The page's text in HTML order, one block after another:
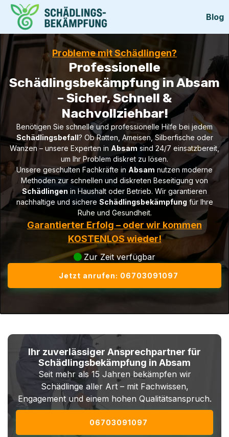
Blog
Probleme mit Schädlingen?
Professionelle
Schädlingsbekämpfung in Absam
– Sicher, Schnell &
Nachvollziehbar!
Benötigen Sie schnelle und professionelle Hilfe bei jedem
Schädlingsbefall? Ob Ratten, Ameisen, Silberfische oder
Wanzen – unsere Experten in Absam sind 24/7 einsatzbereit,
um Ihr Problem diskret zu lösen.
Unsere geschulten Fachkräfte in Absam nutzen moderne
Methoden zur schnellen und diskreten Beseitigung von
Schädlingen in Haushalt oder Betrieb. Wir garantieren
nachhaltige und sichere Schädlingsbekämpfung für Ihre
Ruhe und Gesundheit.
Garantierter Erfolg – oder wir kommen
KOSTENLOS wieder!
Zur Zeit verfügbar
Jetzt anrufen: 06703091097
Ihr zuverlässiger Ansprechpartner für
Schädlingsbekämpfung in Absam
Seit mehr als 15 Jahren bekämpfen wir
Schädlinge aller Art – mit Fachwissen,
Engagement und einem hohen Qualitätsanspruch.
06703091097